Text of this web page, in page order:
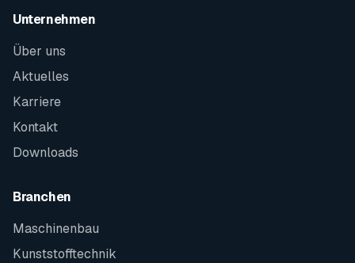
Unternehmen
Über uns
Aktuelles
Karriere
Kontakt
Downloads
Branchen
Maschinenbau
Kunststofftechnik